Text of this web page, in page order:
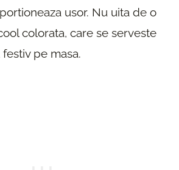
usor. Nu uita de o
colorata, care se serveste
pe masa.